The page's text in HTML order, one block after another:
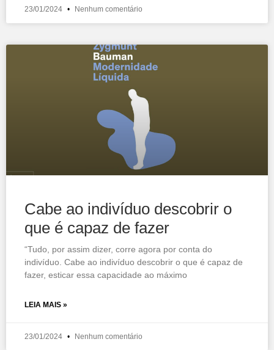
23/01/2024 Nenhum comentário
Cabe ao indivíduo descobrir o
que é capaz de fazer
“Tudo, por assim dizer, corre agora por conta do
indivíduo. Cabe ao indivíduo descobrir o que é capaz de
fazer, esticar essa capacidade ao máximo
LEIA MAIS »
23/01/2024 Nenhum comentário